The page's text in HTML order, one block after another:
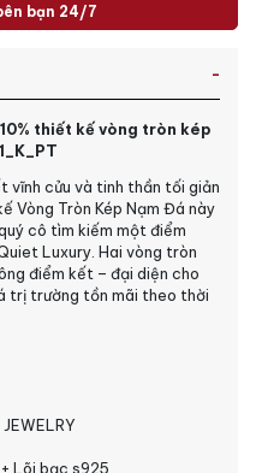
bạn 24/7
thiết kế vòng tròn kép
vĩnh cửu và tinh thần tối giản
Vòng Tròn Kép Nạm Đá này
cô tìm kiếm một điểm
Luxury. Hai vòng tròn
điểm kết – đại diện cho
trị trường tồn mãi theo thời
Lõi bạc s925